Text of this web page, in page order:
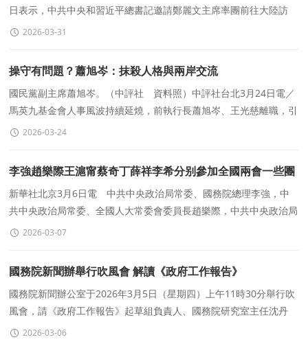
日表示，中共中央和習近平總書記邀請鄭麗文主席率團前往大陸訪
問，鄭主席表示感謝并欣然接受邀請。期望兩黨共同努
2026-03-31
操守有問題？蕭旭岑：抹殺人格與兩岸交流
國民黨副主席蕭旭岑。（中評社 資料照）中評社台北3月24日電／
馬英九基金會人事風波持續延燒，前執行長蕭旭岑、王光慈離職，引
發外界揣測。馬英九基金會23日傍晚發聲明指出，已委請律
2026-03-24
李強趙樂際王滬甯蔡奇丁薛祥李希分别參加全國兩會一些團
組審議和讨論
新華社北京3月6日電 中共中央政治局常委、國務院總理李強，中
共中央政治局常委、全國人大常委會委員長趙樂際，中共中央政治局
常委、全國政協主席王滬甯，中共中央政治局常委、中
2026-03-07
國務院新聞辦舉行吹風會 解讀《政府工作報告》
國務院新聞辦公室于2026年3月5日（星期四）上午11時30分舉行吹
風會，請《政府工作報告》起草組負責人、國務院研究室主任沈丹
陽，《政府工作報告》起草組成員、國務院研究室副主任陳
2026-03-06